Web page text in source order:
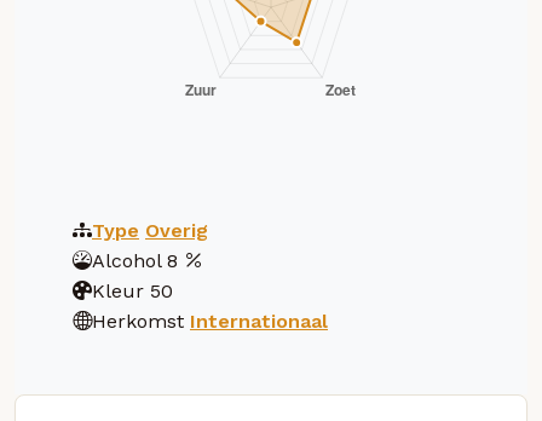
Type Overig
Alcohol 8
Kleur 50
Herkomst Internationaal